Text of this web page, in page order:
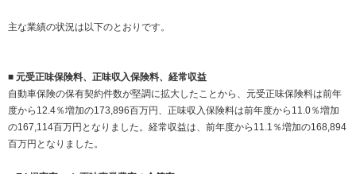
主な業績の状況は以下のとおりです。
■ 元受正味保険料、正味収入保険料、経常収益
自動車保険の保有契約件数が堅調に拡大したことから、元受正味保険料は前年
度から12.4％増加の173,896百万円、正味収入保険料は前年度から11.0％増加
の167,114百万円となりました。経常収益は、前年度から11.1％増加の168,894
百万円となりました。